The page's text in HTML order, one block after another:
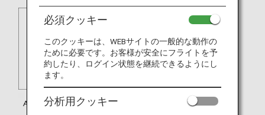
必須クッキー
このクッキーは、WEBサイトの一般的な動作の
ために必要です。お客様が安全にフライトを予
約したり、ログイン状態を継続できるようにし
ます。
分析用クッキー